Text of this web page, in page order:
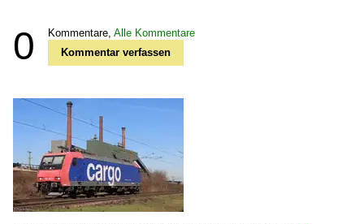
0 Kommentare, Alle Kommentare
Kommentar verfassen